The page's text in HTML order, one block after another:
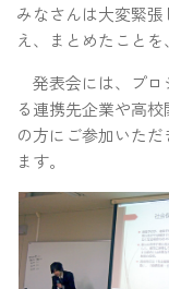
みなさんは大変緊
え、まとめたことを
発表会には、プロ
る連携先企業や高
の方にご参加いた
ます。